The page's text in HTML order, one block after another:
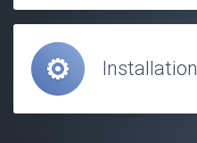
Installation